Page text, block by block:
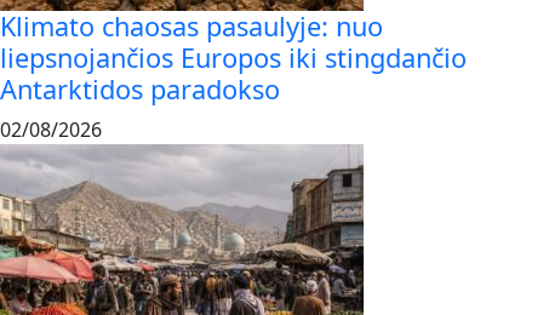
Klimato chaosas pasaulyje: nuo
liepsnojančios Europos iki stingdančio
Antarktidos paradokso
02/08/2026